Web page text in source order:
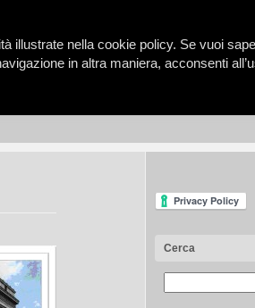
Cerca
illustrate nella cookie policy. Se vuoi
in altra maniera, acconsenti